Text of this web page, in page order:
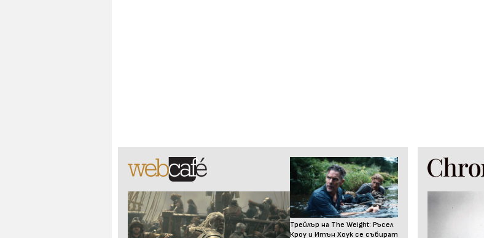
Трейлър на The Weight: Ръсел
Кроу и Итън Хоук се събират